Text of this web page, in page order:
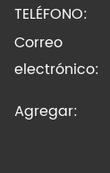
TELÉFONO:
Correo
electrónico:
Agregar: